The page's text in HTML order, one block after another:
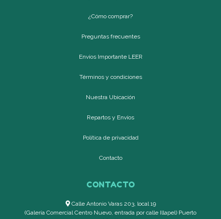
¿Cómo comprar?
Preguntas frecuentes
Envíos Importante LEER
Términos y condiciones
Nuestra Ubicación
Repartos y Envíos
Política de privacidad
Contacto
CONTACTO
Calle Antonio Varas 203, local 19
(Galería Comercial Centro Nuevo, entrada por calle Illapel) Puerto